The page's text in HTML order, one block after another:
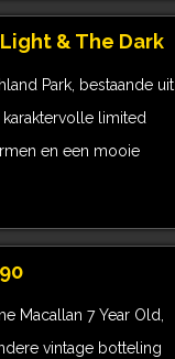
& The Dark
Park, bestaande uit
limited
en een mooie
Macallan 7 Year Old,
vintage botteling